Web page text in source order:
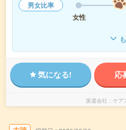
男女比率
女性
気になる! 応
派遣会社 ケア